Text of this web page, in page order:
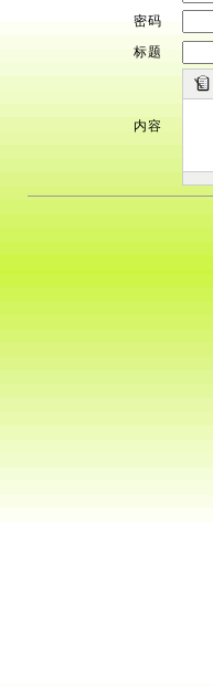
密码
标题
内容